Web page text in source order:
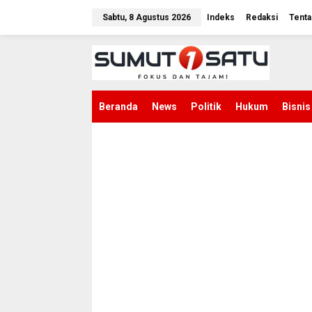
Sabtu, 8 Agustus 2026 Indeks Redaksi
Beranda News Politik Hukum Bisnis